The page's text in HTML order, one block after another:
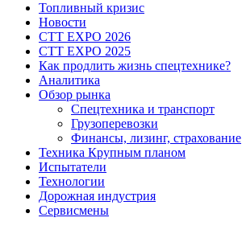
Топливный кризис
Новости
CTT EXPO 2026
CTT EXPO 2025
Как продлить жизнь спецтехнике?
Аналитика
Обзор рынка
Спецтехника и транспорт
Грузоперевозки
Финансы, лизинг, страхование
Техника Крупным планом
Испытатели
Технологии
Дорожная индустрия
Сервисмены